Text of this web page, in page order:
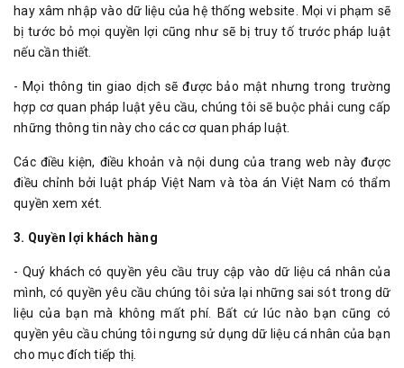
hay xâm nhập vào dữ liệu của hệ thống website. Mọi vi phạm sẽ
bị tước bỏ mọi quyền lợi cũng như sẽ bị truy tố trước pháp luật
nếu cần thiết.
- Mọi thông tin giao dịch sẽ được bảo mật nhưng trong trường
hợp cơ quan pháp luật yêu cầu, chúng tôi sẽ buộc phải cung cấp
những thông tin này cho các cơ quan pháp luật.
Các điều kiện, điều khoản và nội dung của trang web này được
điều chỉnh bởi luật pháp Việt Nam và tòa án Việt Nam có thẩm
quyền xem xét.
3. Quyền lợi khách hàng
- Quý khách có quyền yêu cầu truy cập vào dữ liệu cá nhân của
mình, có quyền yêu cầu chúng tôi sửa lại những sai sót trong dữ
liệu của bạn mà không mất phí. Bất cứ lúc nào bạn cũng có
quyền yêu cầu chúng tôi ngưng sử dụng dữ liệu cá nhân của bạn
cho mục đích tiếp thị.